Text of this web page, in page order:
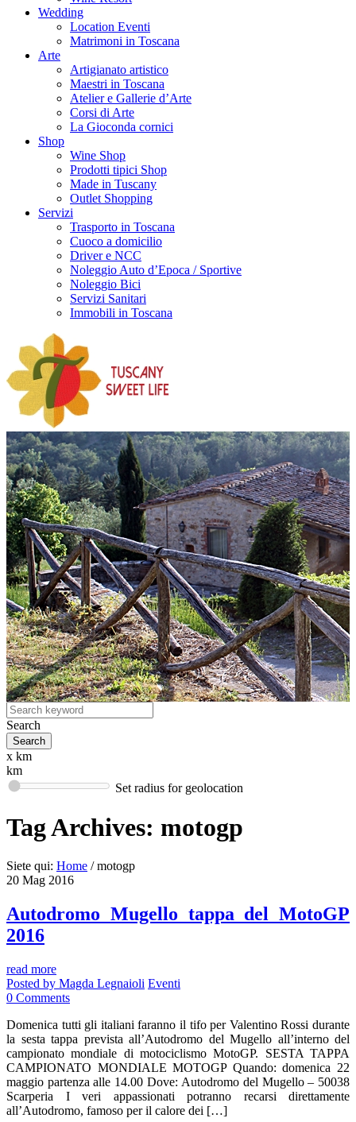
Wedding
Location Eventi
Matrimoni in Toscana
Arte
Artigianato artistico
Maestri in Toscana
Atelier e Gallerie d’Arte
Corsi di Arte
La Gioconda cornici
Shop
Wine Shop
Prodotti tipici Shop
Made in Tuscany
Outlet Shopping
Servizi
Trasporto in Toscana
Cuoco a domicilio
Driver e NCC
Noleggio Auto d’Epoca / Sportive
Noleggio Bici
Servizi Sanitari
Immobili in Toscana
Search
x km
km
Set radius for geolocation
Tag Archives: motogp
Siete qui: Home / motogp
20 Mag 2016
Autodromo Mugello tappa del MotoGP
2016
read more
Posted by Magda Legnaioli Eventi
0 Comments
Domenica tutti gli italiani faranno il tifo per Valentino Rossi durante
la sesta tappa prevista all’Autodromo del Mugello all’interno del
campionato mondiale di motociclismo MotoGP. SESTA TAPPA
CAMPIONATO MONDIALE MOTOGP Quando: domenica 22
maggio partenza alle 14.00 Dove: Autodromo del Mugello – 50038
Scarperia I veri appassionati potranno recarsi direttamente
all’Autodromo, famoso per il calore dei […]